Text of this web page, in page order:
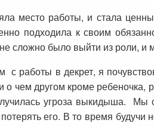
место работы, и стала
подходила к своим
сложно было выйти из роли,
работы в декрет, я
о чем другом кроме ребеночка,
угроза выкидыша. Мы
его. В то время